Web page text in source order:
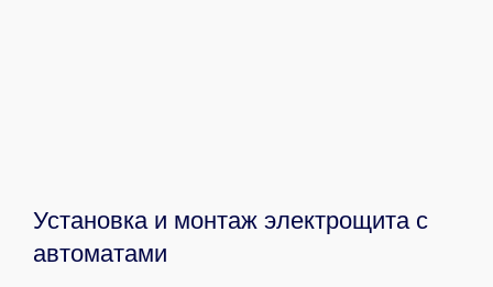
Установка и монтаж электрощита с
автоматами